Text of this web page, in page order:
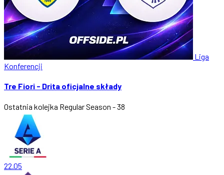
Liga
Konferencji
Tre Fiori - Drita oficjalne składy
Ostatnia kolejka Regular Season - 38
22.05